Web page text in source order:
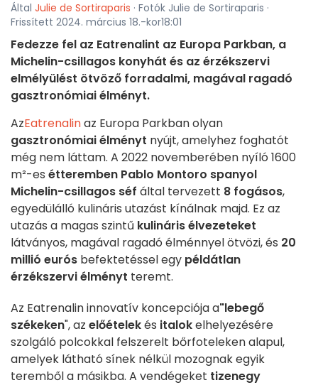
Által Julie de Sortiraparis · Fotók Julie de Sortiraparis ·
Frissített 2024. március 18.-kor18:01
Fedezze fel az Eatrenalint az Europa Parkban, a
Michelin-csillagos konyhát és az érzékszervi
elmélyülést ötvöző forradalmi, magával ragadó
gasztronómiai élményt.
AzEatrenalinaz Europa Parkban olyan
gasztronómiai élményt nyújt, amelyhez foghatót
még nem láttam. A 2022 novemberében nyíló 1600
m²-es étteremben Pablo Montoro spanyol
Michelin-csillagos séf által tervezett 8 fogásos,
egyedülálló kulináris utazást kínálnak majd. Ez az
utazás a magas szintű kulináris élvezeteket
látványos, magával ragadó élménnyel ötvözi, és 20
millió eurós befektetéssel egy példátlan
érzékszervi élményt teremt.
Az Eatrenalin innovatív koncepciója a"lebegő
székeken", az előételekés italokelhelyezésére
szolgáló polcokkal felszerelt bőrfoteleken alapul,
amelyek látható sínek nélkül mozognak egyik
teremből a másikba. A vendégeket tizenegy